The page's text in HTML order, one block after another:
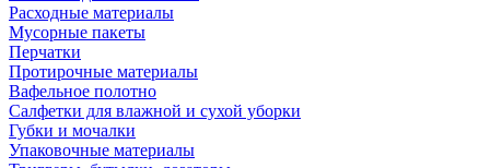
Расходные материалы
Мусорные пакеты
Перчатки
Протирочные материалы
Вафельное полотно
Салфетки для влажной и сухой уборки
Губки и мочалки
Упаковочные материалы